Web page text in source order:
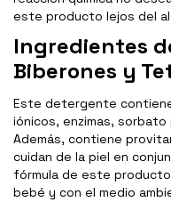
este producto lejos del
Ingredientes
Biberones y
Este detergente
iónicos, enzimas,
Además, contiene
cuidan de la piel en
fórmula de este
bebé y con el medio